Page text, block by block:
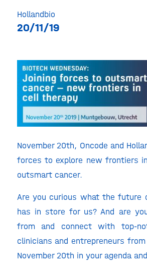
Hollandbio
20/11/19
November 20th, Oncode and
forces to explore new frontiers
outsmart cancer.
Are you curious what the future
has in store for us? And are
from and connect with top-
clinicians and entrepreneurs
November 20th in your agenda